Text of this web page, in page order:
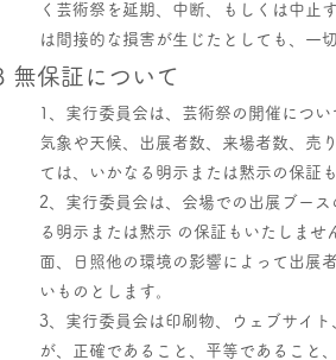
く芸術祭を延期、中断、もしくは中止
は間接的な損害が生じたとしても、一
無保証について
1、実行委員会は、芸術祭の開催につ
気象や天候、出展者数、来場者数、売
ては、いかなる明示または黙示の保証
2、実行委員会は、会場での出展ブー
る明示または黙示 の保証もいたしま
面、日照他の環境の影響によって出展
いものとします。
3、実行委員会は印刷物、ウェブサイ
が、正確であること、平等であること